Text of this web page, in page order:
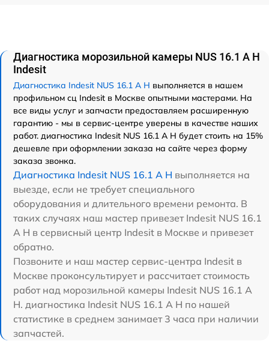
Диагностика морозильной камеры NUS 16.1 A H
Indesit
Диагностика Indesit NUS 16.1 A H выполняется в нашем
профильном сц Indesit в Москве опытными мастерами. На
все виды услуг и запчасти предоставляем расширенную
гарантию - мы в сервис-центре уверены в качестве наших
работ. диагностика Indesit NUS 16.1 A H будет стоить на 15%
дешевле при оформлении заказа на сайте через форму
заказа звонка.
Диагностика Indesit NUS 16.1 A H выполняется на
выезде, если не требует специального
оборудования и длительного времени ремонта. В
таких случаях наш мастер привезет Indesit NUS 16.1
A H в сервисный центр Indesit в Москве и привезет
обратно.
Позвоните и наш мастер сервис-центра Indesit в
Москве проконсультирует и рассчитает стоимость
работ над морозильной камеры Indesit NUS 16.1 A
H. диагностика Indesit NUS 16.1 A H по нашей
статистике в среднем занимает 3 часа при наличии
запчастей.